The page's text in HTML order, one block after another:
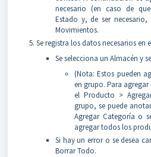
necesario (en caso de
Estado y, de ser
Movimientos.
Se registra los datos necesarios en
Se selecciona un Almacén y
(Nota: Estos pueden
en grupo. Para
el Producto >
grupo, se puede
Agregar Categoría o
agregar todos los
Si hay un error o se desea
Borrar Todo.